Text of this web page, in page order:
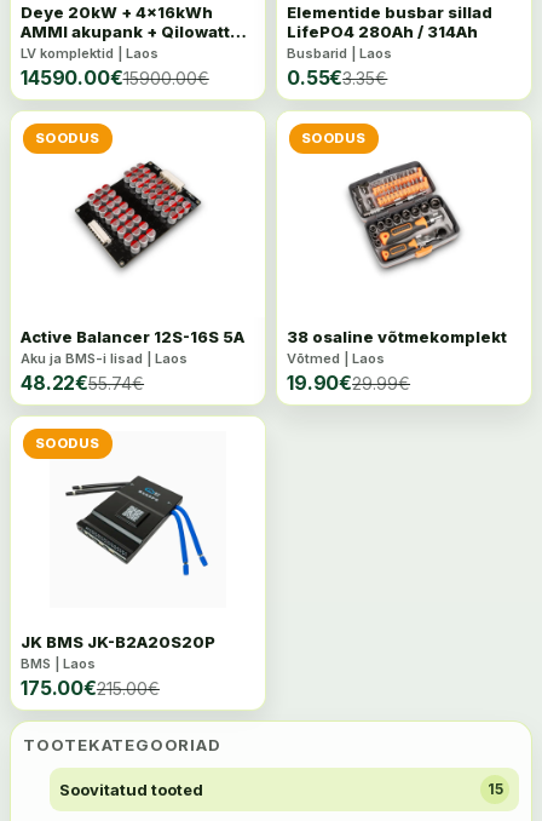
TOOTEKATEGOORIAD
Soovitatud tooted 15
Deye 20kW + 4x16kWh
AMMI akupank + Qilowatt
Modbus R2
LV komplektid | Laos
14590.00€15900.00€
Elementide busbar sillad
LifePO4 280Ah / 314Ah
Busbarid | Laos
0.55€3.35€
SOODUS
Active Balancer 12S-16S 5A
Aku ja BMS-i lisad | Laos
48.22€55.74€
SOODUS
38 osaline võtmekomplekt
Võtmed | Laos
19.90€29.99€
SOODUS
JK BMS JK-B2A20S20P
BMS | Laos
175.00€215.00€